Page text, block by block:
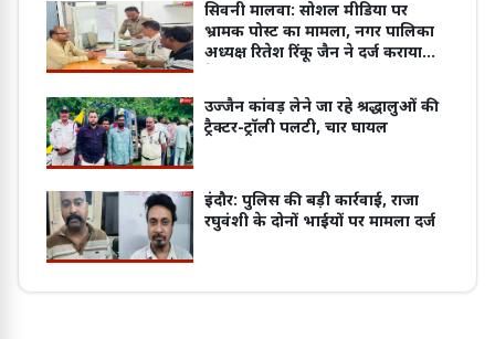
सिवनी मालवा: सोशल मीडिया पर
भ्रामक पोस्ट का मामला, नगर पालिका
अध्यक्ष रितेश रिंकू जैन ने दर्ज कराया
उज्जैन कांवड़ लेने जा रहे श्रद्धालुओं की
ट्रैक्टर-ट्रॉली पलटी, चार घायल
इंदौर: पुलिस की बड़ी कार्रवाई, राजा
रघुवंशी के दोनों भाईयों पर मामला दर्ज